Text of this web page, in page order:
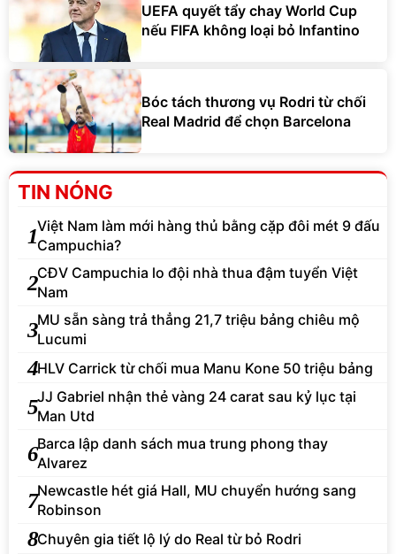
UEFA quyết tẩy chay World Cup
nếu FIFA không loại bỏ Infantino
Bóc tách thương vụ Rodri từ chối
Real Madrid để chọn Barcelona
TIN NÓNG
1Việt Nam làm mới hàng thủ bằng cặp đôi mét 9 đấu
Campuchia?
2CĐV Campuchia lo đội nhà thua đậm tuyển Việt
Nam
3MU sẵn sàng trả thẳng 21,7 triệu bảng chiêu mộ
Lucumi
4HLV Carrick từ chối mua Manu Kone 50 triệu bảng
5JJ Gabriel nhận thẻ vàng 24 carat sau kỷ lục tại
Man Utd
6Barca lập danh sách mua trung phong thay
Alvarez
7Newcastle hét giá Hall, MU chuyển hướng sang
Robinson
8Chuyên gia tiết lộ lý do Real từ bỏ Rodri